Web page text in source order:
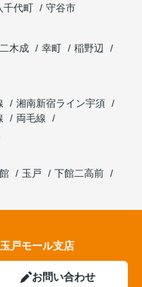
千代町
守谷市
二木成 幸町
稲野辺
湘南新宿ライン宇須
両毛線
玉戸
下館二高前
戸モール支店
お問い合わせ